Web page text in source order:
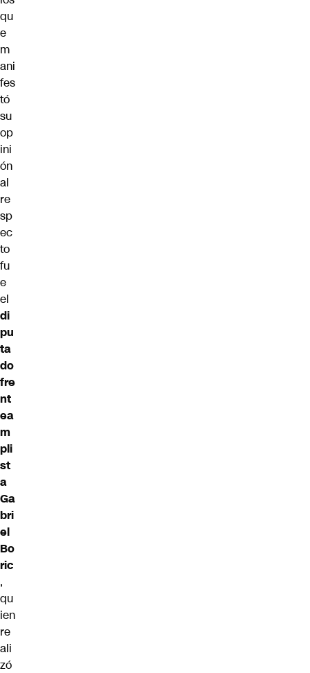
qu
e
m
ani
fes
tó
su
op
ini
ón
al
re
sp
ec
to
fu
e
el
di
pu
ta
do
fre
nt
ea
m
pli
st
a
Ga
bri
el
Bo
ric
,
qu
ien
re
ali
zó